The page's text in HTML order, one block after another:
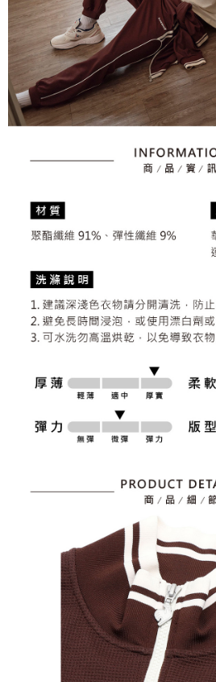
【注意事項】
１．透過由恩沛科技股份有限公司提供之「
易，需依本服務之必要範圍內提供個人資料
權轉讓予恩沛科技股份有限公司。
２．關於個人資料處理事宜，請瀏覽以下網址：
https://aftee.tw/terms/#terms3
３．未成年的使用者請事先徵得法定代理人或
「AFTEE先享後付」，若未經同意申辦者引
４．使用「AFTEE先享後付」時，將依據個
時審查核予不同之上限額度；若仍有額度不
恩沛科技股份有限公司將有權停止該用戶之使
7-11取貨付款
免運費
付款後7-11取貨
免運費
宅配
離島宅配